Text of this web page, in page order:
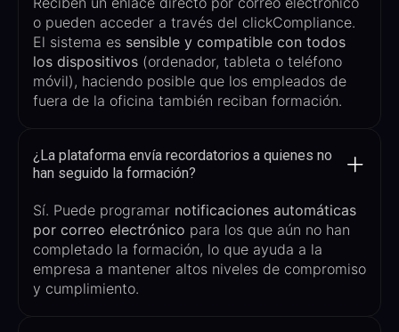
o pueden acceder a través del clickCompliance.
El sistema es sensible y compatible con todos
los dispositivos (ordenador, tableta o teléfono
móvil), haciendo posible que los empleados de
fuera de la oficina también reciban formación.
¿La plataforma envía recordatorios a quienes no
han seguido la formación?
Sí. Puede programar notificaciones automáticas
por correo electrónico para los que aún no han
completado la formación, lo que ayuda a la
empresa a mantener altos niveles de compromiso
y cumplimiento.